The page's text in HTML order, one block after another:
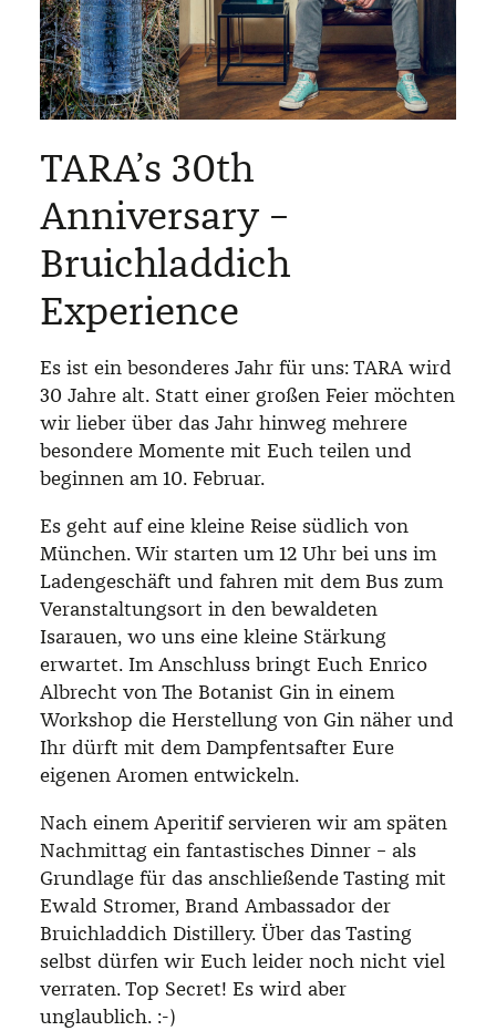
TARA’s 30th
Anniversary –
Bruichladdich
Experience
Es ist ein besonderes Jahr für uns: TARA wird
30 Jahre alt. Statt einer großen Feier möchten
wir lieber über das Jahr hinweg mehrere
besondere Momente mit Euch teilen und
beginnen am 10. Februar.
Es geht auf eine kleine Reise südlich von
München. Wir starten um 12 Uhr bei uns im
Ladengeschäft und fahren mit dem Bus zum
Veranstaltungsort in den bewaldeten
Isarauen, wo uns eine kleine Stärkung
erwartet. Im Anschluss bringt Euch Enrico
Albrecht von The Botanist Gin in einem
Workshop die Herstellung von Gin näher und
Ihr dürft mit dem Dampfentsafter Eure
eigenen Aromen entwickeln.
Nach einem Aperitif servieren wir am späten
Nachmittag ein fantastisches Dinner – als
Grundlage für das anschließende Tasting mit
Ewald Stromer, Brand Ambassador der
Bruichladdich Distillery. Über das Tasting
selbst dürfen wir Euch leider noch nicht viel
verraten. Top Secret! Es wird aber
unglaublich. :-)